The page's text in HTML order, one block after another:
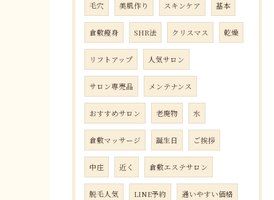
毛穴 美肌作り スキンケア 基本
倉敷瘦身 SHR法 クリスマス 乾燥
リフトアップ 人気サロン
サロン専売品 メンテナンス
おすすめサロン 老廃物 水
倉敷マッサージ 誕生日 ご挨拶
中庄 近く 倉敷エステサロン
脱毛人気 LINE予約 通いやすい価格